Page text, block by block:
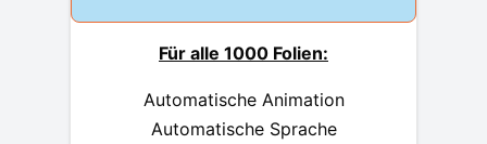
Für alle 1000 Folien:
Automatische Animation
Automatische Sprache